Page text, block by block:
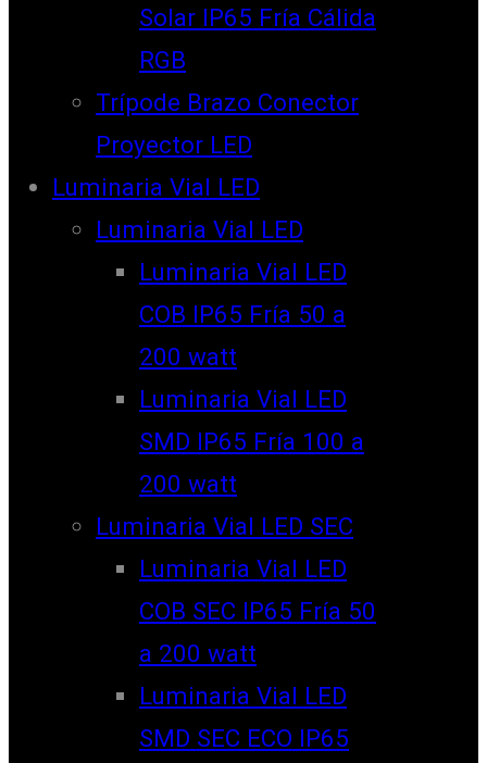
Solar IP65 Fría Cálida
RGB
Trípode Brazo Conector
Proyector LED
Luminaria Vial LED
Luminaria Vial LED
Luminaria Vial LED
COB IP65 Fría 50 a
200 watt
Luminaria Vial LED
SMD IP65 Fría 100 a
200 watt
Luminaria Vial LED SEC
Luminaria Vial LED
COB SEC IP65 Fría 50
a 200 watt
Luminaria Vial LED
SMD SEC ECO IP65